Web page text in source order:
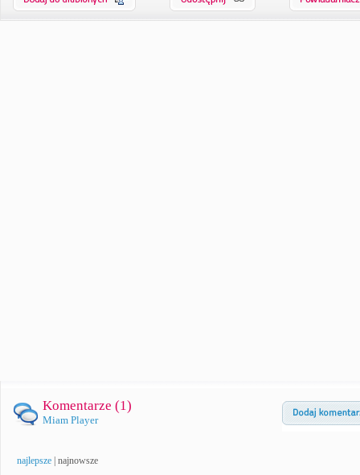
Komentarze (1)
Miam Player
najlepsze najnowsze